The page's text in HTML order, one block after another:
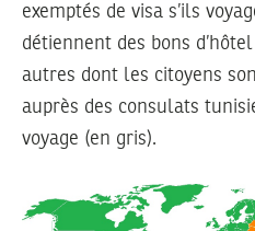
exemptés de visa s’ils
détiennent des bons
autres dont les citoyens
auprès des consulats
voyage (en gris).